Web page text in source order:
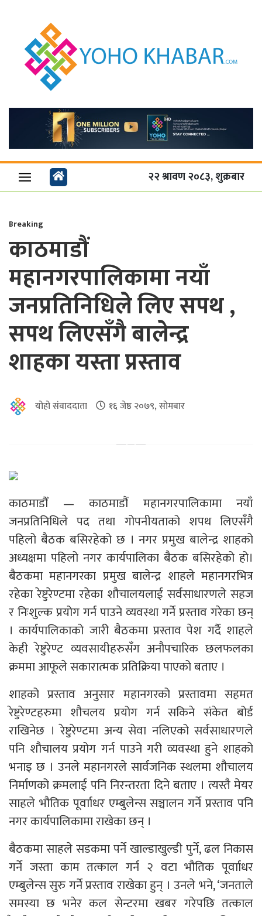
२२ श्रावण २०८३, शुक्रबार
Breaking
काठमाडौं
महानगरपालिकामा नयाँ
जनप्रतिनिधिले लिए सपथ ,
सपथ लिएसँगै बालेन्द्र
शाहका यस्ता प्रस्ताव
योहो संवाददाता १६ जेष्ठ २०७९, सोमबार
काठमाडौँ — काठमाडौं महानगरपालिकामा नयाँ
जनप्रतिनिधिले पद तथा गोपनीयताको शपथ लिएसँगै
पहिलो बैठक बसिरहेको छ । नगर प्रमुख बालेन्द्र शाहको
अध्यक्षमा पहिलो नगर कार्यपालिका बैठक बसिरहेको हो।
बैठकमा महानगरका प्रमुख बालेन्द्र शाहले महानगरभित्र
रहेका रेष्टुरेण्टमा रहेका शौचालयलाई सर्वसाधारणले सहज
र निःशुल्क प्रयोग गर्न पाउने व्यवस्था गर्ने प्रस्ताव गरेका छन्
। कार्यपालिकाको जारी बैठकमा प्रस्ताव पेश गर्दै शाहले
केही रेष्टुरेण्ट व्यवसायीहरुसँग अनौपचारिक छलफलका
क्रममा आफूले सकारात्मक प्रतिक्रिया पाएको बताए ।
शाहको प्रस्ताव अनुसार महानगरको प्रस्तावमा सहमत
रेष्टुरेण्टहरुमा शौचलय प्रयोग गर्न सकिने संकेत बोर्ड
राखिनेछ । रेष्टुरेण्टमा अन्य सेवा नलिएको सर्वसाधारणले
पनि शौचालय प्रयोग गर्न पाउने गरी व्यवस्था हुने शाहको
भनाइ छ । उनले महानगरले सार्वजनिक स्थलमा शौचालय
निर्माणको क्रमलाई पनि निरन्तरता दिने बताए । त्यस्तै मेयर
साहले भौतिक पूर्वााधर एम्बुलेन्स सञ्चालन गर्ने प्रस्ताव पनि
नगर कार्यपालिकामा राखेका छन् ।
बैठकमा साहले सडकमा पर्ने खाल्डाखुल्डी पुर्ने, ढल निकास
गर्ने जस्ता काम तत्काल गर्न २ वटा भौतिक पूर्वााधर
एम्बुलेन्स सुरु गर्ने प्रस्ताव राखेका हुन् । उनले भने, ‘जनताले
समस्या छ भनेर कल सेन्टरमा खबर गरेपछि तत्काल